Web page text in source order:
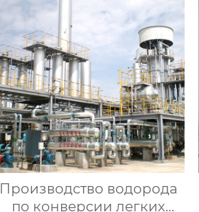
Производство водорода
по конверсии легких